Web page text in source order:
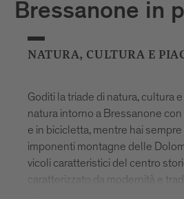
Bressanone in
NATURA, CULTURA E
Goditi la triade di natura, cultura
natura intorno a Bressanone
e in bicicletta, mentre hai
imponenti montagne delle
vicoli caratteristici del centro
caratterizzato da modernità e